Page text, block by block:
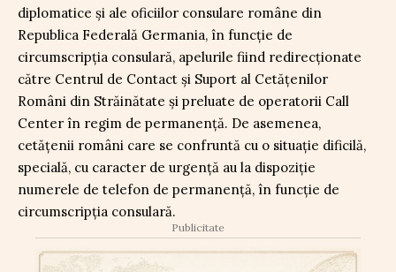
diplomatice și ale oficiilor consulare române din
Republica Federală Germania, în funcție de
circumscripția consulară, apelurile fiind redirecționate
către Centrul de Contact și Suport al Cetățenilor
Români din Străinătate și preluate de operatorii Call
Center în regim de permanență. De asemenea,
cetățenii români care se confruntă cu o situație dificilă,
specială, cu caracter de urgență au la dispoziție
numerele de telefon de permanență, în funcție de
circumscripția consulară.
Publicitate